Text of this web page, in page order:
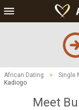
African Dating > Single
Kadiogo
Meet